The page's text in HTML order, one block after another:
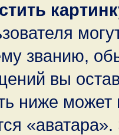
званию,
вы
ниже может